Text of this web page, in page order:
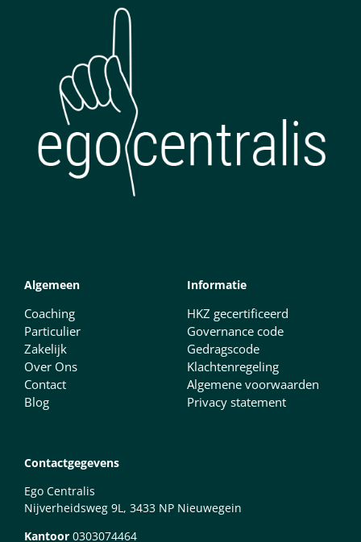
Algemeen
Coaching
Particulier
Zakelijk
Over Ons
Contact
Blog
Informatie
HKZ gecertificeerd
Governance code
Gedragscode
Klachtenregeling
Algemene voorwaarden
Privacy statement
Contactgegevens
Ego Centralis
Nijverheidsweg 9L, 3433 NP Nieuwegein
Kantoor 0303074464